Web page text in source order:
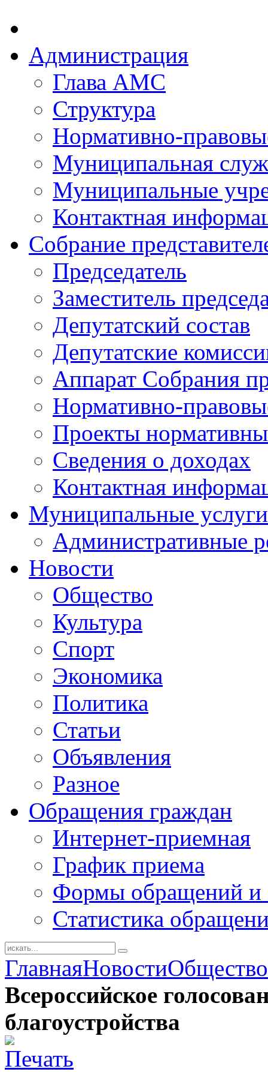
Администрация
Глава АМС
Структура
Нормативно-
Муниципальная
Муниципальные
Контактная
Собрание
Председатель
Заместитель
Депутатский состав
Депутатские
Аппарат Собрания
Нормативно-
Проекты
Сведения о доходах
Контактная
Муниципальные услуги
Административные
Новости
Общество
Культура
Спорт
Экономика
Политика
Статьи
Объявления
Разное
Обращения граждан
Интернет-приемная
График приема
Формы обращений и
Статистика
ГлавнаяНовостиОбщество
Всероссийское
благоустройства